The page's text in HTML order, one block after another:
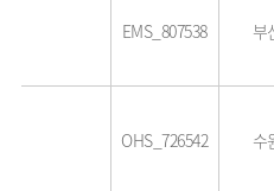
EMS_807538 부
OHS_726542 수